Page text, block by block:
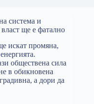
система и
ще е фатално
искат промяна,
обществена сила
в обикновена
а дори да